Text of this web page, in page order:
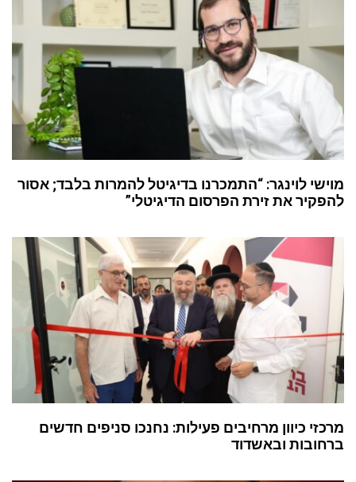
מוישי לוינגר: “התמכרנו בדיגיטל להמרות בלבד; אסור
להפקיר את זירת הפרסום הדיגיטלי”
מרכזי כיוון מרחיבים פעילות: נחנכו סניפים חדשים
ברחובות ובאשדוד